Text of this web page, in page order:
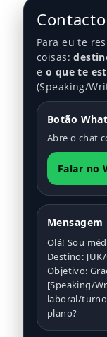
Para eu te
coisas:
e o que te
(Speaking/
Botão
Abre o chat
Falar no
Olá! Sou
Destino:
Objetivo:
[Speaking/
laboral/
plano?